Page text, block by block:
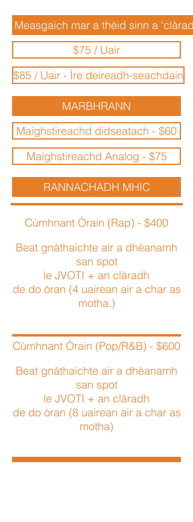
Measgaich mar a thèid sinn a 'clàradh
$75 / Uair
$85 / Uair - Ìre deireadh-seachdain
MARBHRANN
Maighstireachd didseatach - $60
Maighstireachd Analog - $75
RANNACHADH MHIC
Cùmhnant Òrain (Rap) - $400
Beat gnàthaichte air a dhèanamh
san spot
le JVOTI + an clàradh
de do òran (4 uairean air a char as
motha.)
Cùmhnant Òrain (Pop/R&B) - $600
Beat gnàthaichte air a dhèanamh
san spot
le JVOTI + an clàradh
de do òran (8 uairean air a char as
motha)
MIOSAIL